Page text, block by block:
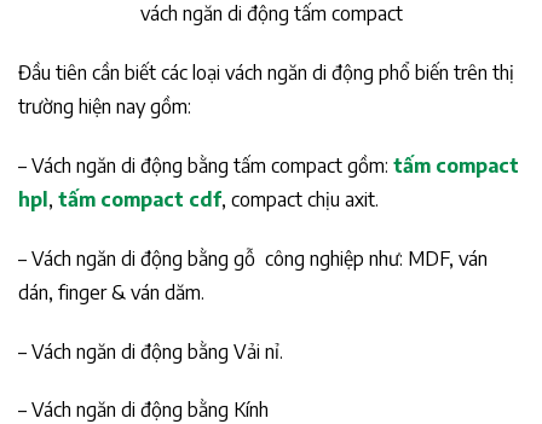
vách ngăn di động tấm compact
Đầu tiên cần biết các loại vách ngăn di động phổ biến trên thị
trường hiện nay gồm:
– Vách ngăn di động bằng tấm compact gồm: tấm compact
hpl, tấm compact cdf, compact chịu axit.
– Vách ngăn di động bằng gỗ công nghiệp như: MDF, ván
dán, finger & ván dăm.
– Vách ngăn di động bằng Vải nỉ.
– Vách ngăn di động bằng Kính